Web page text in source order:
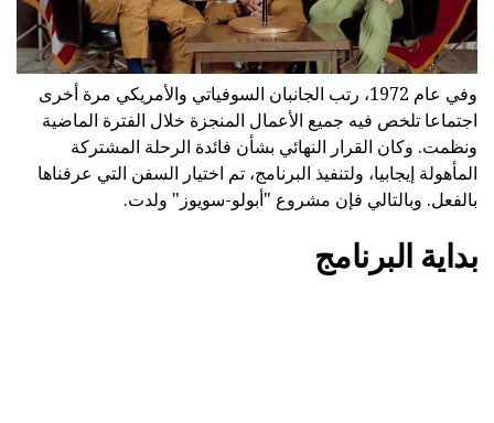
وفي عام 1972، رتب الجانبان السوفياتي والأمريكي مرة أخرى
اجتماعا تلخص فيه جميع الأعمال المنجزة خلال الفترة الماضية
ونظمت. وكان القرار النهائي بشأن فائدة الرحلة المشتركة
المأهولة إيجابيا، ولتنفيذ البرنامج، تم اختيار السفن التي عرفناها
بالفعل. وبالتالي فإن مشروع "أبولو-سويوز" ولدت.
بداية البرنامج